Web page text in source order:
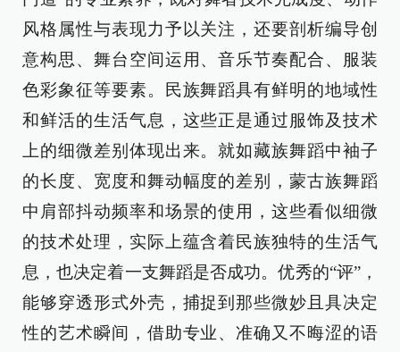
风格属性与表现力予以关注，还要剖析编导创
意构思、舞台空间运用、音乐节奏配合、服装
色彩象征等要素。民族舞蹈具有鲜明的地域性
和鲜活的生活气息，这些正是通过服饰及技术
上的细微差别体现出来。就如藏族舞蹈中袖子
的长度、宽度和舞动幅度的差别，蒙古族舞蹈
中肩部抖动频率和场景的使用，这些看似细微
的技术处理，实际上蕴含着民族独特的生活气
息，也决定着一支舞蹈是否成功。优秀的“评”，
能够穿透形式外壳，捕捉到那些微妙且具决定
性的艺术瞬间，借助专业、准确又不晦涩的语